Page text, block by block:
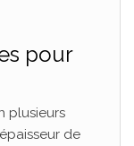
pour
plusieurs
de